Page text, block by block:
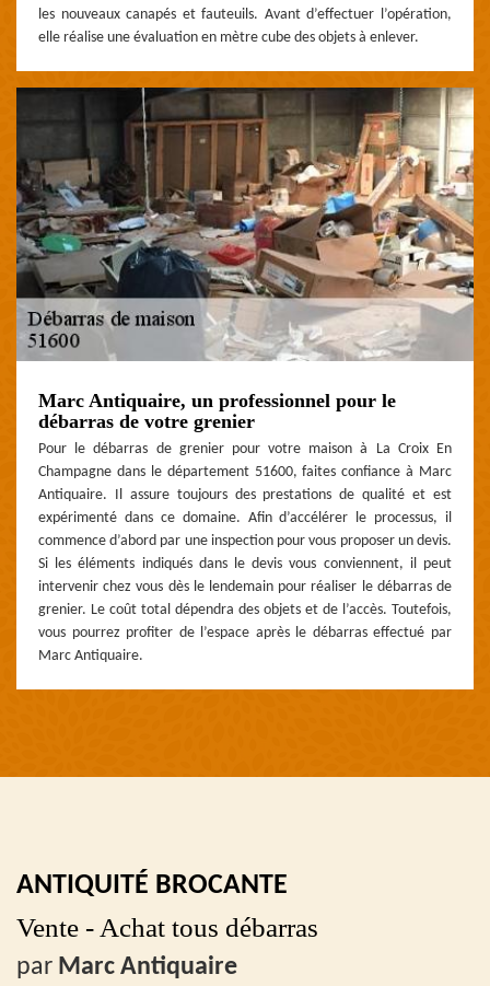
les nouveaux canapés et fauteuils. Avant d’effectuer l’opération,
elle réalise une évaluation en mètre cube des objets à enlever.
Marc Antiquaire, un professionnel pour le
débarras de votre grenier
Pour le débarras de grenier pour votre maison à La Croix En
Champagne dans le département 51600, faites confiance à Marc
Antiquaire. Il assure toujours des prestations de qualité et est
expérimenté dans ce domaine. Afin d’accélérer le processus, il
commence d’abord par une inspection pour vous proposer un devis.
Si les éléments indiqués dans le devis vous conviennent, il peut
intervenir chez vous dès le lendemain pour réaliser le débarras de
grenier. Le coût total dépendra des objets et de l’accès. Toutefois,
vous pourrez profiter de l’espace après le débarras effectué par
Marc Antiquaire.
ANTIQUITÉ BROCANTE
Vente - Achat tous débarras
par Marc Antiquaire